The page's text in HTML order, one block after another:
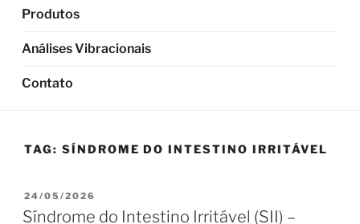
Produtos
Análises Vibracionais
Contato
TAG: SÍNDROME DO INTESTINO IRRITÁVEL
PUBLICADO
EM
24/05/2026
Síndrome do Intestino Irritável (SII) –